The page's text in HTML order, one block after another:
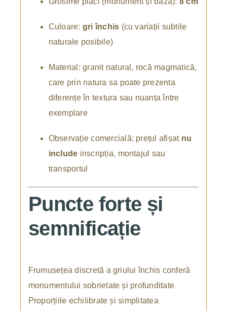
Culoare: gri închis (cu variații subtile
naturale posibile)
Material: granit natural, rocă magmatică,
care prin natura sa poate prezenta
diferențe în textura sau nuanța între
exemplare
Observație comercială: prețul afișat nu
include inscripția, montajul sau
transportul
Puncte forte și
semnificație
Frumusețea discretă a griului închis conferă
monumentului sobrietate și profunditate
Proporțiile echilibrate și simplitatea